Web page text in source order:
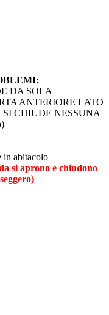
DA SOLA
ANTERIORE LATO
SI CHIUDE NESSUNA
in abitacolo
si aprono e chiudono